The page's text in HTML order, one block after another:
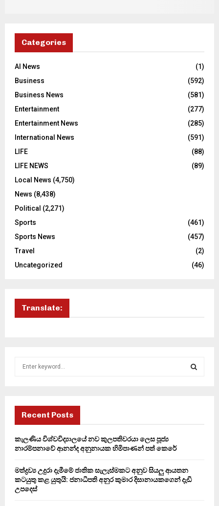
Categories
AI News
(1)
Business
(592)
Business News
(581)
Entertainment
(277)
Entertainment News
(285)
International News
(591)
LIFE
(88)
LIFE NEWS
(89)
Local News (4,750)
News (8,438)
Political (2,271)
Sports
(461)
Sports News
(457)
Travel
(2)
Uncategorized
(46)
Translate:
f
r
H
Recent Posts
කැලණිය විශ්වවිද්‍යාලයේ නව කුලපතිවරයා ලෙස පූජ්‍ය
නාරම්පනාවේ ආනන්ද අනුනායක හිමිපාණන් පත් කෙරේ
මත්ද්‍රව්‍ය උදුරා දැමීමේ ජාතික සැලැස්මකට අනුව සියලු ආයතන
කටයුතු කළ යුතුයි: ජනාධිපති අනුර කුමාර දිසානායකගෙන් දැඩි
උපදෙස්